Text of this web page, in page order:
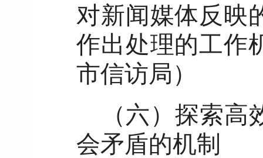
对新闻媒体反映
作出处理的工作
市信访局）
（六）探索
会矛盾的机制